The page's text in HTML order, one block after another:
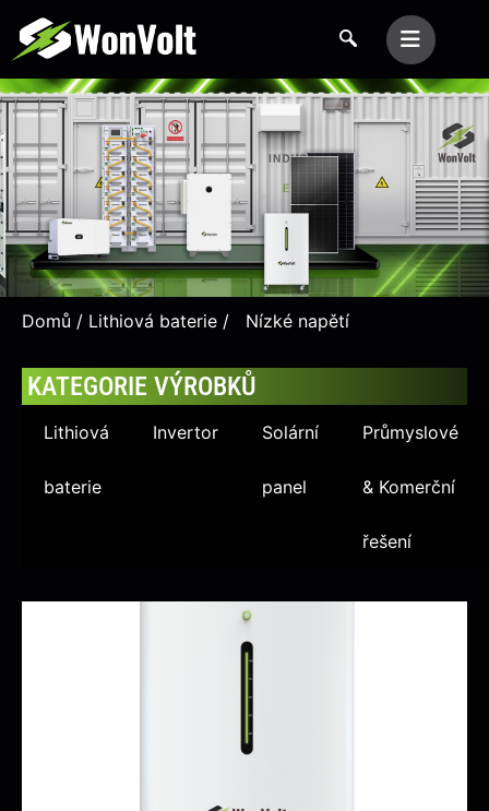
Domů / Lithiová baterie / Nízké napětí
KATEGORIE VÝROBKŮ
Lithiová
baterie
Invertor Solární
panel
Průmyslové
& Komerční
řešení